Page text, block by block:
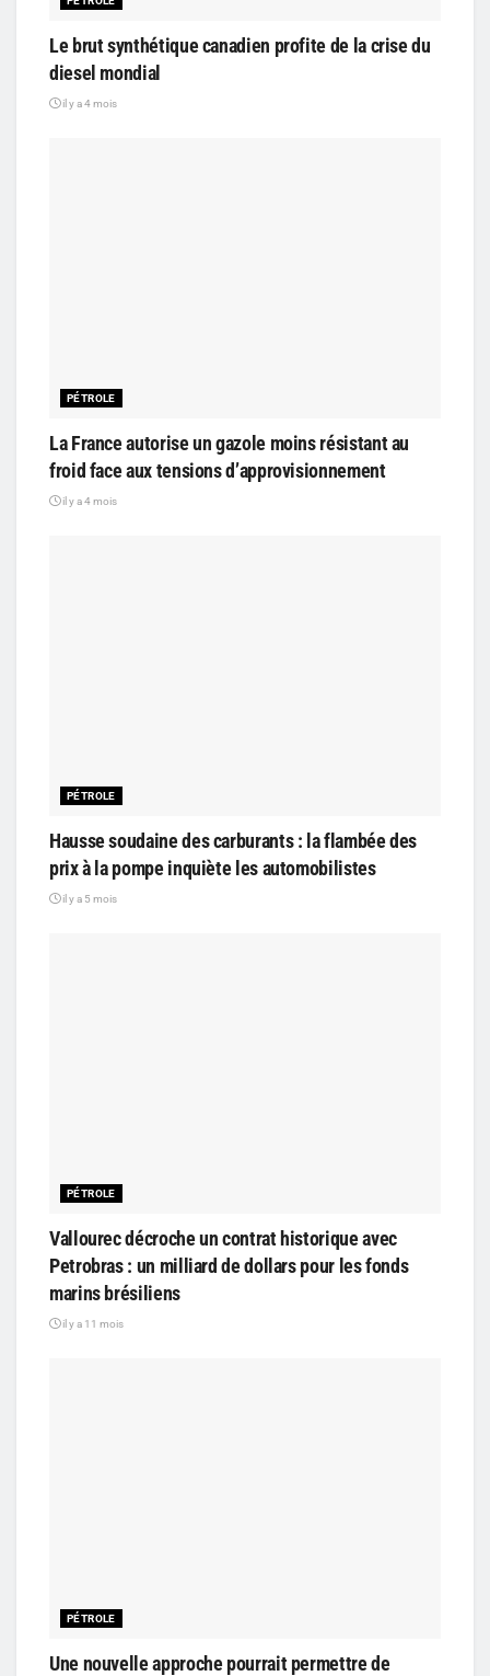
Le brut synthétique canadien profite de la crise du
diesel mondial
il y a 4 mois
PÉTROLE
La France autorise un gazole moins résistant au
froid face aux tensions d’approvisionnement
il y a 4 mois
PÉTROLE
Hausse soudaine des carburants : la flambée des
prix à la pompe inquiète les automobilistes
il y a 5 mois
PÉTROLE
Vallourec décroche un contrat historique avec
Petrobras : un milliard de dollars pour les fonds
marins brésiliens
il y a 11 mois
PÉTROLE
Une nouvelle approche pourrait permettre de